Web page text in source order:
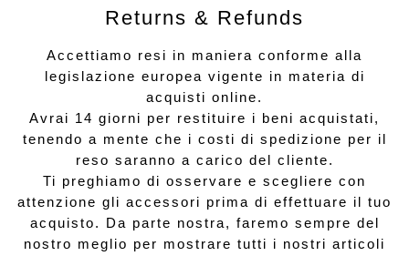
Returns & Refunds
Accettiamo resi in maniera conforme alla
legislazione europea vigente in materia di
acquisti online.
Avrai 14 giorni per restituire i beni acquistati,
tenendo a mente che i costi di spedizione per il
reso saranno a carico del cliente.
Ti preghiamo di osservare e scegliere con
attenzione gli accessori prima di effettuare il tuo
acquisto. Da parte nostra, faremo sempre del
nostro meglio per mostrare tutti i nostri articoli